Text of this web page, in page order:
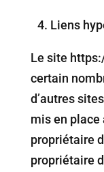
4.⁠ ⁠Liens
Le site
certain
d’autres
mis en place
propriétaire
propriétaire